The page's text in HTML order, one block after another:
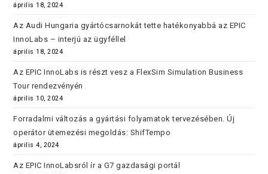
április 18, 2024
Az Audi Hungaria gyártócsarnokát tette hatékonyabbá az EPIC
InnoLabs – interjú az ügyféllel
április 18, 2024
Az EPIC InnoLabs is részt vesz a FlexSim Simulation Business
Tour rendezvényén
április 10, 2024
Forradalmi változás a gyártási folyamatok tervezésében. Új
operátor ütemezési megoldás: ShifTempo
április 4, 2024
Az EPIC InnoLabsról ír a G7 gazdasági portál